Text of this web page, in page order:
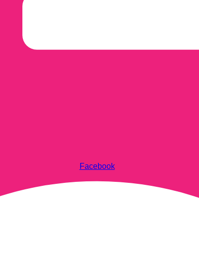
Facebook